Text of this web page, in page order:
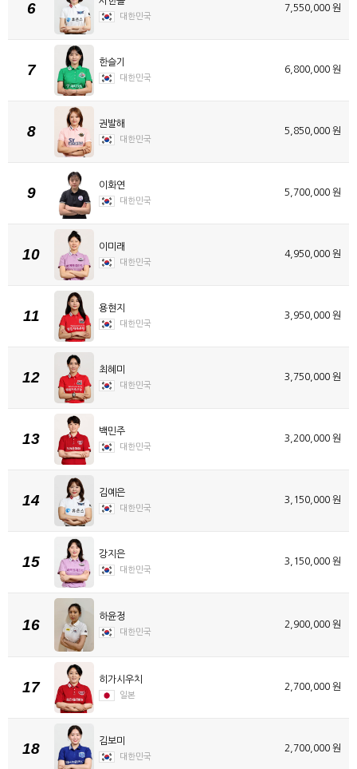
6 대한민국
7,550,000 원
7 한슬기
대한민국
6,800,000 원
8 권발해
대한민국
5,850,000 원
9 이화연
대한민국
5,700,000 원
10 이미래
대한민국
4,950,000 원
11 용현지
대한민국
3,950,000 원
12 최혜미
대한민국
3,750,000 원
13 백민주
대한민국
3,200,000 원
14 김예은
대한민국
3,150,000 원
15 강지은
대한민국
3,150,000 원
16 하윤정
대한민국
2,900,000 원
17 히가시우치
일본
2,700,000 원
18 김보미
대한민국
2,700,000 원